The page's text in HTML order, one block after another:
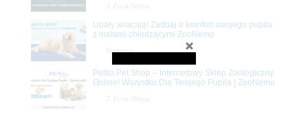
Upały wracają! Zadbaj o komfort swojego pupila
z matami chłodzącymi ZooNemo
Petito Pet Shop – Internetowy Sklep Zoologiczny
Online! Wszystko Dla Twojego Pupila | ZooNemo